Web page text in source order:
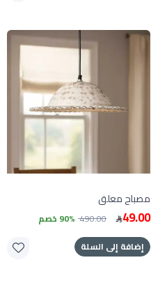
مصباح معلق
49.00
490.00 90% خصم
إضافة إلى السلة